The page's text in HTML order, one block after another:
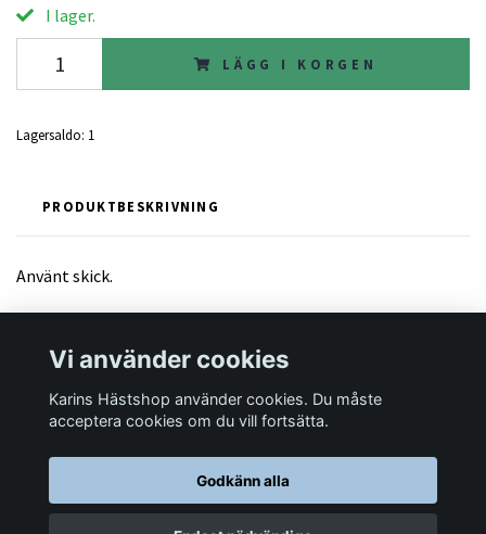
I lager.
LÄGG I KORGEN
Lagersaldo: 1
PRODUKTBESKRIVNING
Använt skick.
Läs mer
© 2026 Karins Hästshop
Vi använder cookies
Karins Hästshop använder cookies. Du måste
acceptera cookies om du vill fortsätta.
Godkänn alla